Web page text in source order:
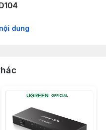
TrueHD và DTS-HD
giúp chống sao
các hình ảnh chi tiết và
dung